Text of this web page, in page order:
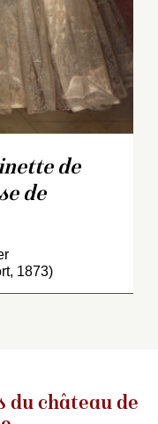
de
de
1873)
du château de